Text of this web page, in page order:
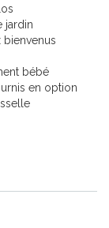
jardin
bienvenus
bébé
en option